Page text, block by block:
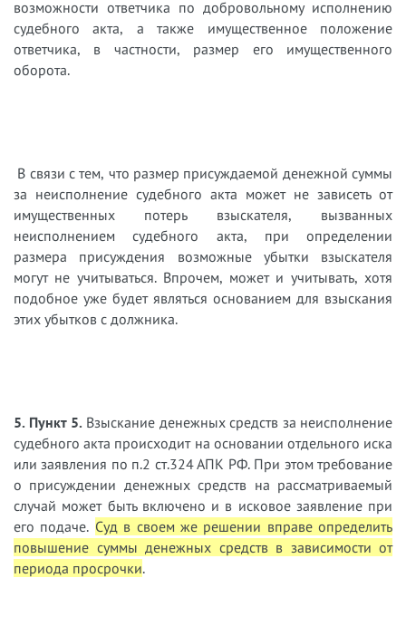
возможности ответчика по добровольному исполнению
судебного акта, а также имущественное положение
ответчика, в частности, размер его имущественного
оборота.
В связи с тем, что размер присуждаемой денежной суммы
за неисполнение судебного акта может не зависеть от
имущественных потерь взыскателя, вызванных
неисполнением судебного акта, при определении
размера присуждения возможные убытки взыскателя
могут не учитываться. Впрочем, может и учитывать, хотя
подобное уже будет являться основанием для взыскания
этих убытков с должника.
5. Пункт 5. Взыскание денежных средств за неисполнение
судебного акта происходит на основании отдельного иска
или заявления по п.2 ст.324 АПК РФ. При этом требование
о присуждении денежных средств на рассматриваемый
случай может быть включено и в исковое заявление при
его подаче. Суд в своем же решении вправе определить
повышение суммы денежных средств в зависимости от
периода просрочки.